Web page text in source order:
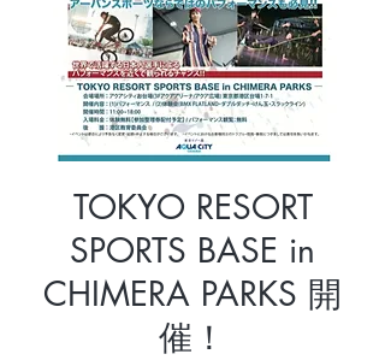
TOKYO RESORT
SPORTS BASE in
CHIMERA PARKS 開
催！